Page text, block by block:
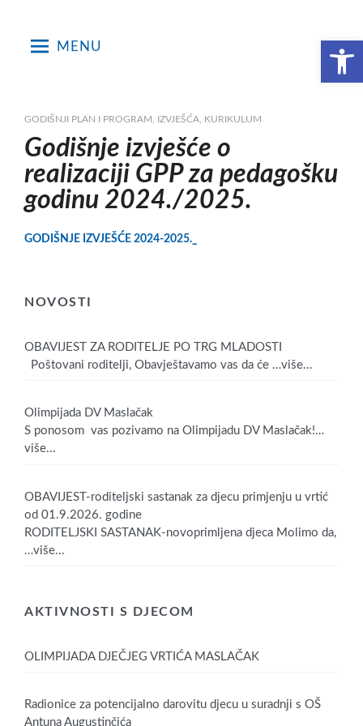
Open toolbar
MENU
GODIŠNJI PLAN I PROGRAM, IZVJEŠĆA, KURIKULUM
Godišnje izvješće o
realizaciji GPP za pedagošku
godinu 2024./2025.
GODIŠNJE IZVJEŠĆE 2024-2025._
NOVOSTI
OBAVIJEST ZA RODITELJE PO TRG MLADOSTI
Poštovani roditelji, Obavještavamo vas da će …više...
Olimpijada DV Maslačak
S ponosom vas pozivamo na Olimpijadu DV Maslačak!…
više...
OBAVIJEST-roditeljski sastanak za djecu primjenju u vrtić
od 01.9.2026. godine
RODITELJSKI SASTANAK-novoprimljena djeca Molimo da,
…više...
AKTIVNOSTI S DJECOM
OLIMPIJADA DJEČJEG VRTIĆA MASLAČAK
Radionice za potencijalno darovitu djecu u suradnji s OŠ
Antuna Augustinčića